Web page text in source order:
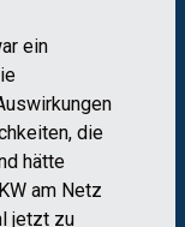
ein
die
hätte
am Netz
jetzt zu